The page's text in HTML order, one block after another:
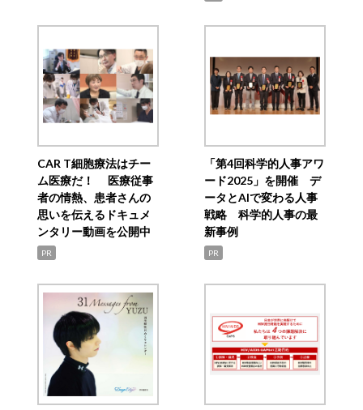
CAR T細胞療法はチー
ム医療だ！ 医療従事
者の情熱、患者さんの
思いを伝えるドキュメ
ンタリー動画を公開中
PR
「第4回科学的人事アワ
ード2025」を開催 デ
ータとAIで変わる人事
戦略 科学的人事の最
新事例
PR